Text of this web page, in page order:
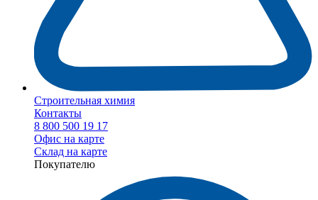
Строительная химия
Контакты
8 800 500 19 17
Офис на карте
Склад на карте
Покупателю